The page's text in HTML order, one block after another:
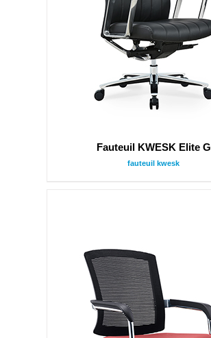
Fauteuil KWESK Elite G
fauteuil kwesk